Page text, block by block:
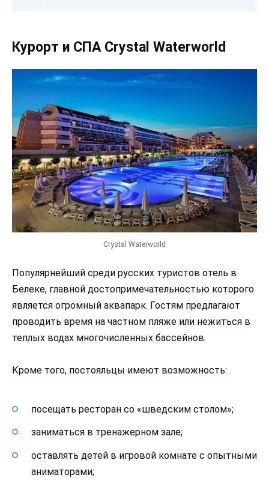
Курорт и СПА Crystal Waterworld
Crystal Waterworld
Популярнейший среди русских туристов отель в
Белеке, главной достопримечательностью которого
является огромный аквапарк. Гостям предлагают
проводить время на частном пляже или нежиться в
теплых водах многочисленных бассейнов.
Кроме того, постояльцы имеют возможность:
посещать ресторан со «шведским столом»;
заниматься в тренажерном зале;
оставлять детей в игровой комнате с опытными
аниматорами;